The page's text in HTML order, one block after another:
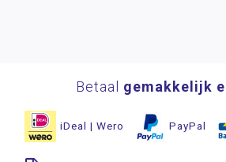
Betaal gemakkelijk
iDeal | Wero PayPal